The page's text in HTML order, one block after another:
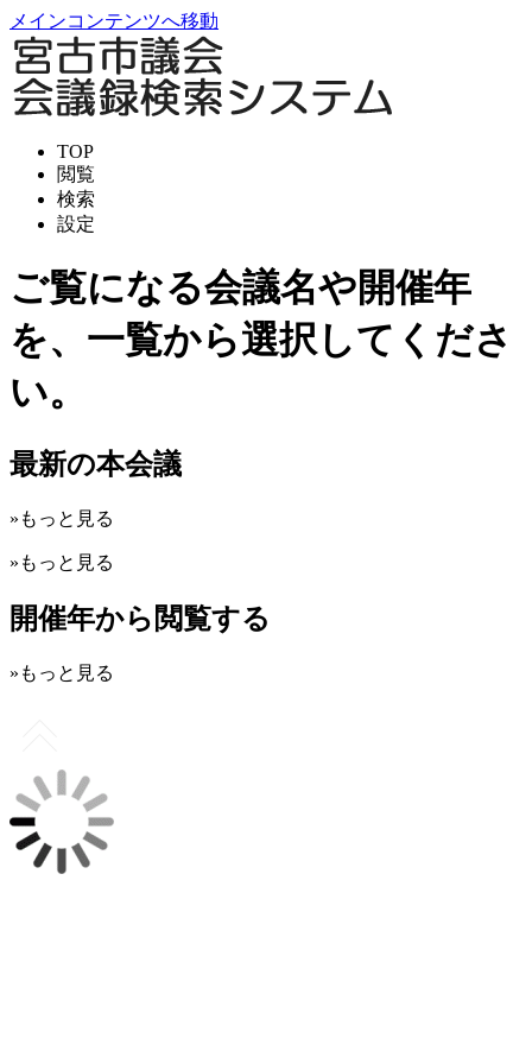
メインコンテンツへ移動
TOP
閲覧
検索
設定
ご覧になる会議名や開催年
を、一覧から選択してくださ
い。
最新の本会議
»もっと見る
»もっと見る
開催年から閲覧する
»もっと見る